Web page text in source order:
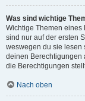
Was sind wichtige
Wichtige Themen eines
sind nur auf der ersten
weswegen du sie lesen
deinen Berechtigungen
die Berechtigungen
Nach oben